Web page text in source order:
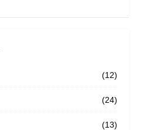
(12)
(24)
(13)